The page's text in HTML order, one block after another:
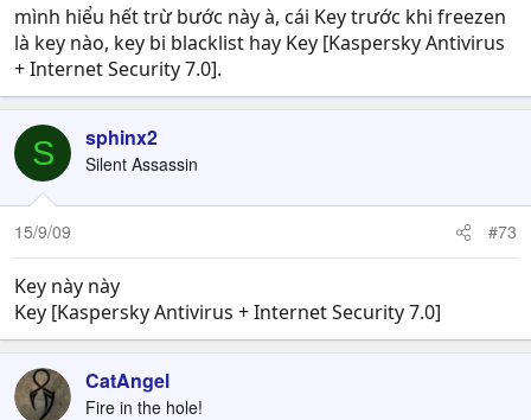
Antivirus + Internet Security 7.0]. Đó chính là key mình
cần tìm
- Đã hoàn thành key
- Đừng nghỉ vội còn bước nữa hãy tắt Kav (Kis)
- Đã freeze xong
-Bây giờ vào Kav (Kis) nó lại đòi nhập key. Hãy tìm
key mà trước khi freeze bạn dùng
- Rồi bạn làm ngược lại bước 1, 2: bật Kaspersky lên,
enable lại Self-Defense
mình hiểu hết trừ bước này à, cái Key trước khi freezen
là key nào, key bi blacklist hay Key [Kaspersky Antivirus
+ Internet Security 7.0].
S sphinx2
Silent Assassin
15/9/09 #73
Key này này
Key [Kaspersky Antivirus + Internet Security 7.0]
CatAngel
Fire in the hole!